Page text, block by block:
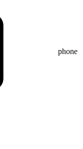
phone